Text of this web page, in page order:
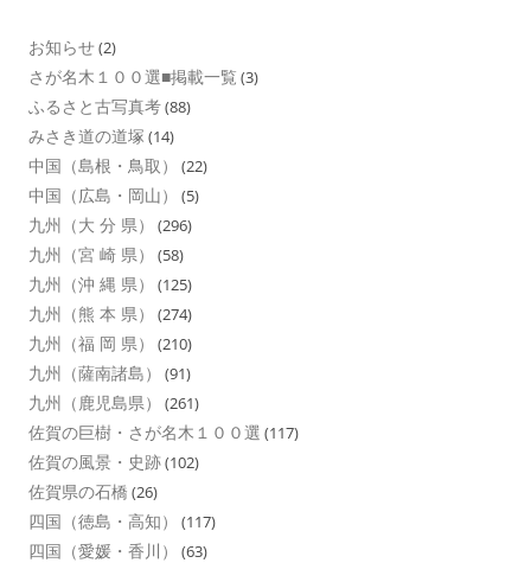
お知らせ(2)
さが名木１００選■掲載一覧 (3)
ふるさと古写真考(88)
みさき道の道塚 (14)
中国（島根・鳥取） (22)
中国（広島・岡山） (5)
九州（大 分 県） (296)
九州（宮 崎 県） (58)
九州（沖 縄 県） (125)
九州（熊 本 県） (274)
九州（福 岡 県） (210)
九州（薩南諸島） (91)
九州（鹿児島県） (261)
佐賀の巨樹・さが名木１００選 (117)
佐賀の風景・史跡(102)
佐賀県の石橋 (26)
四国（徳島・高知） (117)
四国（愛媛・香川） (63)